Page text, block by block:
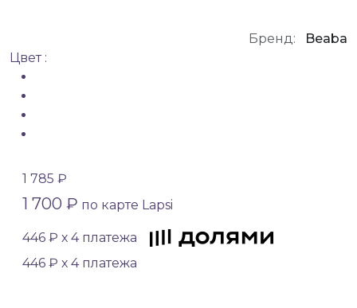
Бренд:
Beaba
Цвет :
1 785 ₽
1 700 ₽ по карте Lapsi
446 ₽ х 4 платежа
446 ₽ х 4 платежа